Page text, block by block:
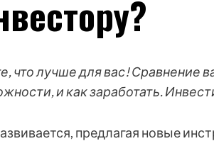
что лучше для вас! Сравнение
и как заработать.
предлагая новые